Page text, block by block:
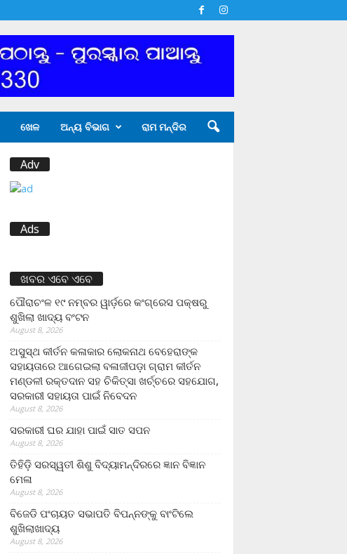
ଖେଳ ଅନ୍ୟ ବିଭାଗ ରାମ ମନ୍ଦିର
Adv
Ads
ଖବର ଏବେ ଏବେ
ପୌରାଚଂଳ ୧୯ ନମ୍ବର ୱାର୍ଡ଼ରେ କଂଗ୍ରେସ ପକ୍ଷରୁ
ଶୁଖିଲା ଖାଦ୍ୟ ବଂଟନ
August 8, 2026
ଅସୁସ୍ଥ କୀର୍ତନ କଳାକାର ଲୋକନାଥ ବେହେରାଙ୍କ
ସହାୟତାରେ ଆଗେଇଲା ବଳାଜୀପଡ଼ା ଗ୍ରାମ କୀର୍ତନ
ମଣ୍ଡଳୀ ରକ୍ତଦାନ ସହ ଚିକିତ୍ସା ଖର୍ଚ୍ଚରେ ସହଯୋଗ,
ସରକାରୀ ସହାୟତା ପାଇଁ ନିବେଦନ
August 8, 2026
ସରକାରୀ ଘର ଯାହା ପାଇଁ ସାତ ସପନ
August 8, 2026
ତିହିଡି଼ ସରସ୍ୱତୀ ଶିଶୁ ବିଦ୍ୟାମନ୍ଦିରରେ ଜ୍ଞାନ ବିଜ୍ଞାନ
ମେଳା
August 8, 2026
ବିଜେଡି ପଂଚାୟତ ସଭାପତି ବିପନ୍ନଙ୍କୁ ବାଂଟିଲେ
ଶୁଖିଲାଖାଦ୍ୟ
August 8, 2026